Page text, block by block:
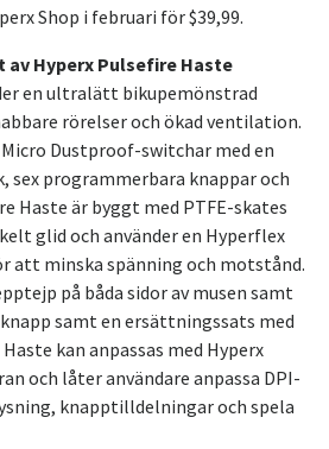
Shop i februari för $39,99.
Hyperx Pulsefire Haste
en ultralätt bikupemönstrad
rörelser och ökad ventilation.
Micro Dustproof-switchar med en
sex programmerbara knappar och
Haste är byggt med PTFE-skates
glid och använder en Hyperflex
att minska spänning och motstånd.
på båda sidor av musen samt
samt en ersättningssats med
kan anpassas med Hyperx
och låter användare anpassa DPI-
knapptilldelningar och spela